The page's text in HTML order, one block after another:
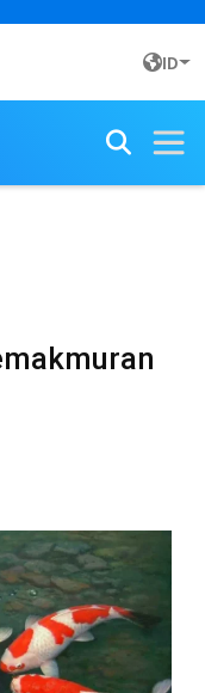
ID